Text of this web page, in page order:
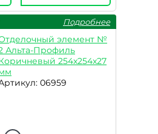
Подробнее
элемент №
Альта-Профиль
254x254x27
06959